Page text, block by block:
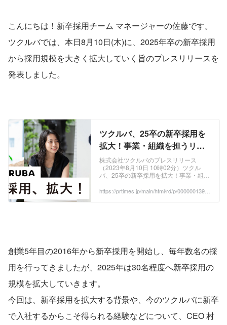
こんにちは！新卒採用チーム マネージャーの佐藤です。
ツクルバでは、本日8月10日(木)に、2025年卒の新卒採用
から採用規模を大きく拡大していく旨のプレスリリースを
発表しました。
ツクルバ、25卒の新卒採用を
拡大！事業・組織を担うリー
ダー層を新卒から生み出し続
ける組織へ
株式会社ツクルバのプレスリリース
（2023年8月10日 10時02分）ツクル
バ、25卒の新卒採用を拡大！事業・組織
ける組織へ
https://prtimes.jp/main/html/rd/p/000000139.0
創業5年目の2016年から新卒採用を開始し、毎年数名の採
用を行ってきましたが、2025年は30名程度へ新卒採用の
規模を拡大していきます。
今回は、新卒採用を拡大する背景や、今のツクルバに新卒
で入社するからこそ得られる経験などについて、CEO 村